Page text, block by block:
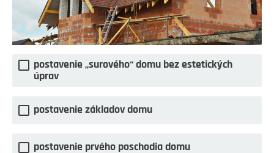
postavenie „surového“ domu bez estetických
úprav
postavenie základov domu
postavenie prvého poschodia domu